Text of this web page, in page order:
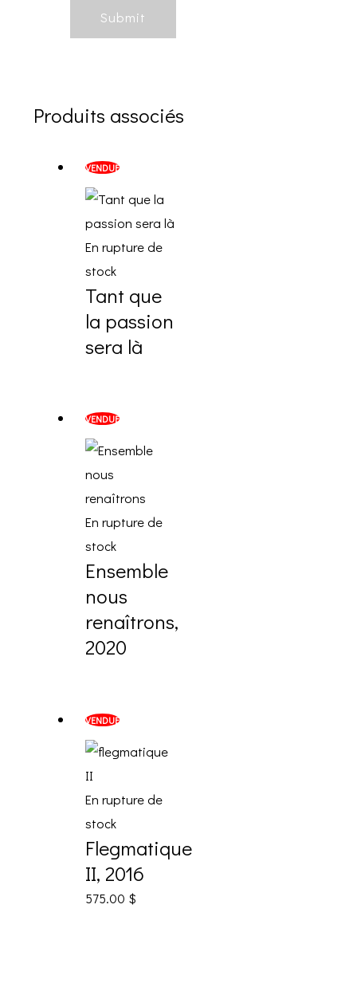
Produits associés
VENDUE
En rupture de
stock
Tant que
la passion
sera là
VENDUE
En rupture de
stock
Ensemble
nous
renaîtrons,
2020
VENDUE
En rupture de
stock
Flegmatique
II, 2016
575.00 $